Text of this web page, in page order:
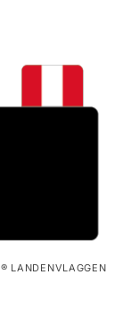
LANDENVLAGGEN